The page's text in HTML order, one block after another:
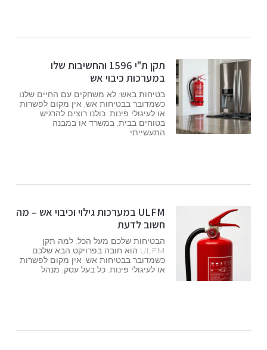
תקן ת"י 1596 והחשיבות שלו
במערכות כיבוי אש
בטיחות באש: לא משחקים עם החיים שלנו
כשמדובר בבטיחות אש, אין מקום לפשרות
או לעיגולי פינות. כולנו רוצים להרגיש
בטוחים בבית, במשרד או במבנה
התעשייתי
ULFM במערכות גילוי וכיבוי אש – מה
חשוב לדעת
הבטיחות שלכם מעל הכל: למה תקן
ULFM הוא חובה בפרויקט הבא שלכם
כשמדובר בבטיחות אש, אין מקום לפשרות
או לעיגולי פינות. כל בעל עסק, מנהל